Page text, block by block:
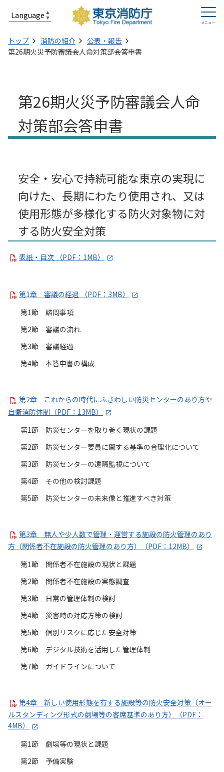
トップ 消防の紹介
公表・報告
第26期火災予防審議会人命対策部会答申書
第26期火災予防審議会人命
対策部会答申書
安全・安心で持続可能な東京の実現に
向けた、長期にわたり使用され、又は
使用形態が多様化する防火対象物に対
する防火安全対策
表紙・目次 （PDF：1MB）
第1章 審議の経過 （PDF：3MB）
第1節 諮問事項
第2節 審議の流れ
第3節 審議経過
第4節 本答申書の構成
第2章 これからの時代にふさわしい防災センターのあり方や
自衛消防体制（PDF：13MB）
第1節 防災センターを取り巻く現状の課題
第2節 防災センター要員に関する基準の合理化について
第3節 防災センターの遠隔監視について
第4節 その他の検討課題
第5節 防災センターの未来像と推進すべき対策
第3章 無人や少人数で管理・運営する施設の防火管理のあり
方（関係者不在施設の防火管理のあり方）（PDF：12MB）
第1節 関係者不在施設の現状と課題
第2節 関係者不在施設の実態調査
第3節 日常の管理体制の検討
第4節 災害時の対応方策の検討
第5節 個別リスクに応じた安全対策
第6節 デジタル技術を活用した管理体制
第7節 ガイドラインについて
第4章 新しい使用形態を有する施設等の防火安全対策（オー
ルスタンディング形式の劇場等の客席基準のあり方）（PDF：
4MB）
第1節 劇場等の現状と課題
第2節 予備実験